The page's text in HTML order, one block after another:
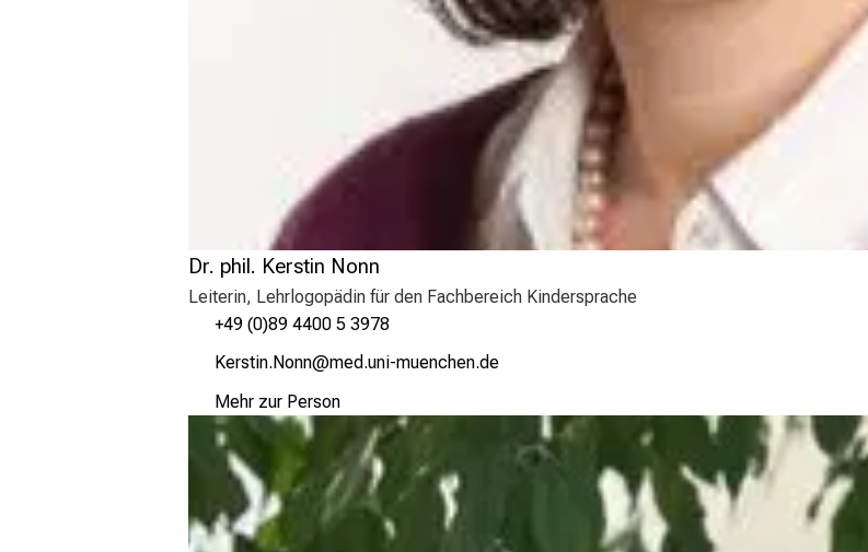
Dr. phil. Kerstin Nonn
Leiterin, Lehrlogopädin für den Fachbereich Kindersprache
+49 (0)89 4400 5 3978
ÜipcblJu-T:üJuu
vim ful#vfiuyziusmWi
Mehr zur Person